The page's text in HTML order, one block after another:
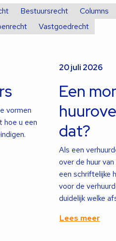
Bestuursrecht Columns
Vastgoedrecht
vormen
hoe u een
20 juli 2026
Een
dat?
Als een
over de huur
een schriftelijke
voor de
duidelijk welke
Lees meer